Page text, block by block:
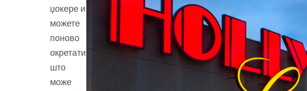
џокере и
можете
поново
окретати
што
може